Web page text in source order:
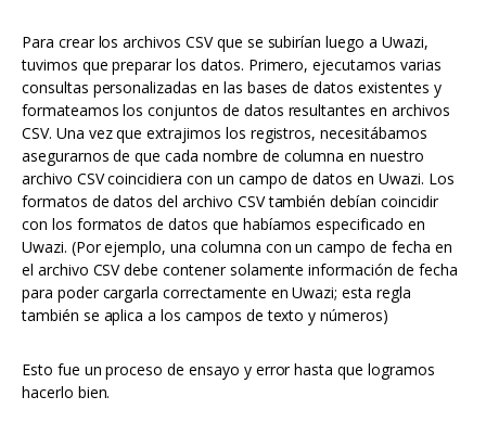
Para crear los archivos CSV que se subirían luego a Uwazi,
tuvimos que preparar los datos. Primero, ejecutamos varias
consultas personalizadas en las bases de datos existentes y
formateamos los conjuntos de datos resultantes en archivos
CSV. Una vez que extrajimos los registros, necesitábamos
asegurarnos de que cada nombre de columna en nuestro
archivo CSV coincidiera con un campo de datos en Uwazi. Los
formatos de datos del archivo CSV también debían coincidir
con los formatos de datos que habíamos especificado en
Uwazi. (Por ejemplo, una columna con un campo de fecha en
el archivo CSV debe contener solamente información de fecha
para poder cargarla correctamente en Uwazi; esta regla
también se aplica a los campos de texto y números)
Esto fue un proceso de ensayo y error hasta que logramos
hacerlo bien.